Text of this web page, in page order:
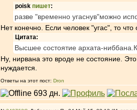
poisk пишет:
разве "временно угаснув"можно
Нет конечно. Если человек "угас", то
Цитата:
Высшее состоятие архата-
Ну, нирвана это вроде не состояние.
нуждается.
Ответы на этот пост: Dron